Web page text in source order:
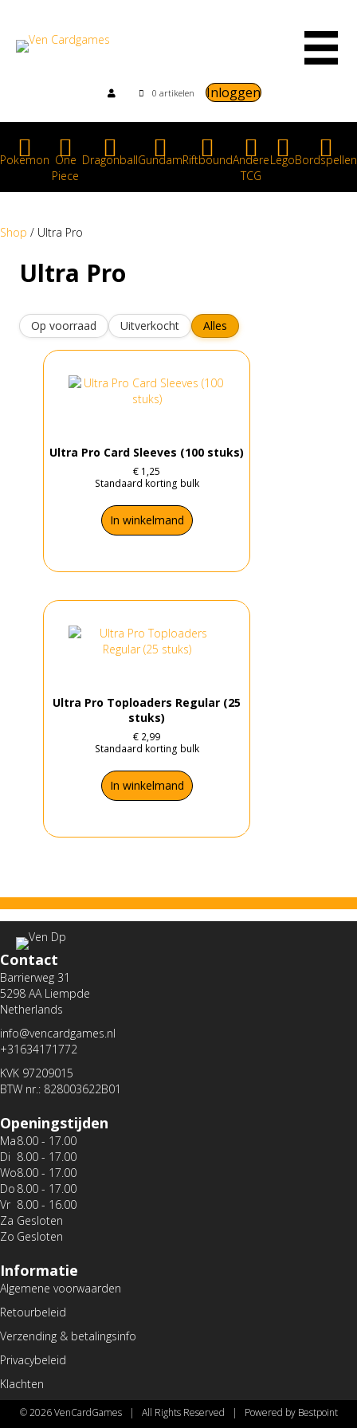
0 artikelen Inloggen
Pokemon One
Piece
DragonballGundamRiftboundAndere
TCG
LegoBordspellen
Shop / Ultra Pro
Ultra Pro
Op voorraad Uitverkocht Alles
Ultra Pro Card Sleeves (100 stuks)
€ 1,25
Standaard korting bulk
In winkelmand
Ultra Pro Toploaders Regular (25
stuks)
€ 2,99
Standaard korting bulk
In winkelmand
Contact
Barrierweg 31
5298 AA Liempde
Netherlands
info@vencardgames.nl
+31634171772
KVK 97209015
BTW nr.: 828003622B01
Openingstijden
Ma
Di
Wo
Do
Vr
Za
Zo
8.00 - 17.00
8.00 - 17.00
8.00 - 17.00
8.00 - 17.00
8.00 - 16.00
Gesloten
Gesloten
Informatie
Algemene voorwaarden
Retourbeleid
Verzending & betalingsinfo
Privacybeleid
Klachten
© 2026 VenCardGames | All Rights Reserved | Powered by Bestpoint